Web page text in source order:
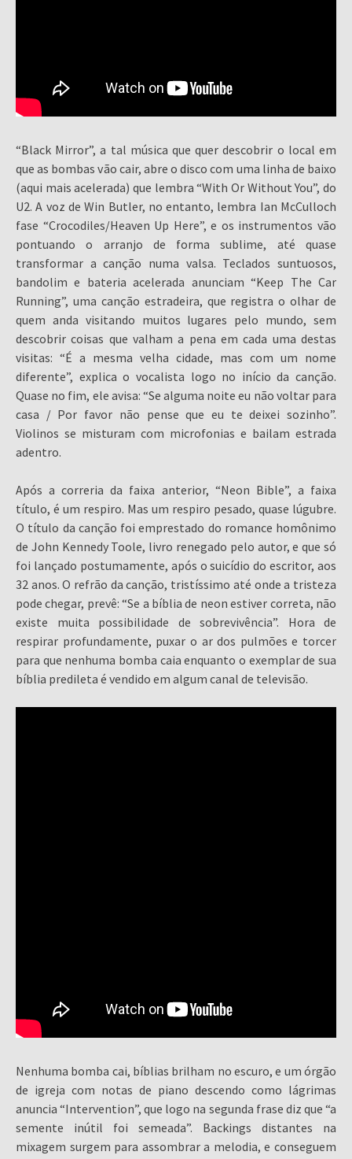
“Black Mirror”, a tal música que quer descobrir o local em
que as bombas vão cair, abre o disco com uma linha de baixo
(aqui mais acelerada) que lembra “With Or Without You”, do
U2. A voz de Win Butler, no entanto, lembra Ian McCulloch
fase “Crocodiles/Heaven Up Here”, e os instrumentos vão
pontuando o arranjo de forma sublime, até quase
transformar a canção numa valsa. Teclados suntuosos,
bandolim e bateria acelerada anunciam “Keep The Car
Running”, uma canção estradeira, que registra o olhar de
quem anda visitando muitos lugares pelo mundo, sem
descobrir coisas que valham a pena em cada uma destas
visitas: “É a mesma velha cidade, mas com um nome
diferente”, explica o vocalista logo no início da canção.
Quase no fim, ele avisa: “Se alguma noite eu não voltar para
casa / Por favor não pense que eu te deixei sozinho”.
Violinos se misturam com microfonias e bailam estrada
adentro.
Após a correria da faixa anterior, “Neon Bible”, a faixa
título, é um respiro. Mas um respiro pesado, quase lúgubre.
O título da canção foi emprestado do romance homônimo
de John Kennedy Toole, livro renegado pelo autor, e que só
foi lançado postumamente, após o suicídio do escritor, aos
32 anos. O refrão da canção, tristíssimo até onde a tristeza
pode chegar, prevê: “Se a bíblia de neon estiver correta, não
existe muita possibilidade de sobrevivência”. Hora de
respirar profundamente, puxar o ar dos pulmões e torcer
para que nenhuma bomba caia enquanto o exemplar de sua
bíblia predileta é vendido em algum canal de televisão.
Nenhuma bomba cai, bíblias brilham no escuro, e um órgão
de igreja com notas de piano descendo como lágrimas
anuncia “Intervention”, que logo na segunda frase diz que “a
semente inútil foi semeada”. Backings distantes na
mixagem surgem para assombrar a melodia, e conseguem